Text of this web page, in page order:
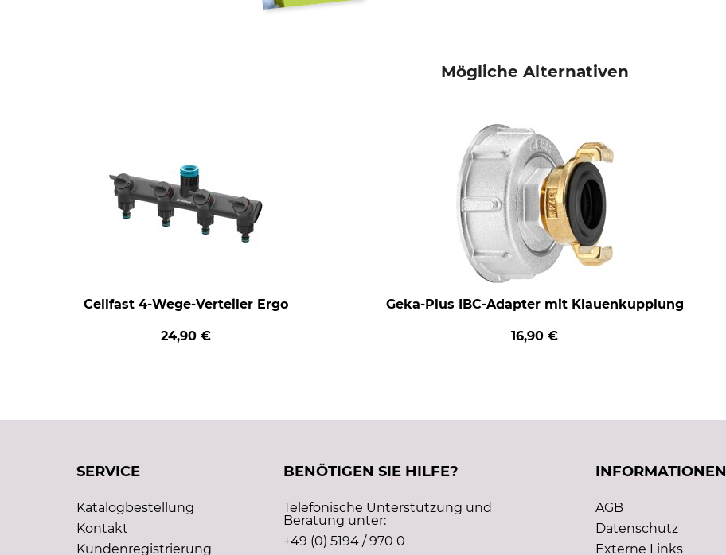
Mögliche Alternativen
Cellfast 4-Wege-Verteiler Ergo
24,90 €
Geka-Plus IBC-Adapter mit Klauenkupplung
16,90 €
SERVICE
Katalogbestellung
Kontakt
Kundenregistrierung
BENÖTIGEN SIE HILFE?
Telefonische Unterstützung und
Beratung unter:
+49 (0) 5194 / 970 0
INFORMATIONEN
AGB
Datenschutz
Externe Links